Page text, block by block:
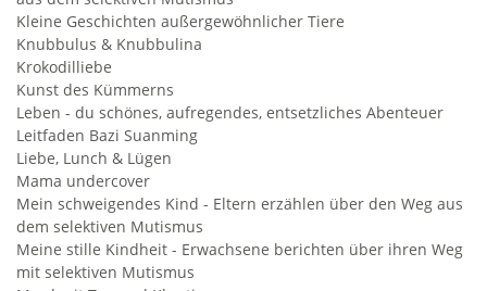
Kleine Geschichten außergewöhnlicher Tiere
Knubbulus & Knubbulina
Krokodilliebe
Kunst des Kümmerns
Leben - du schönes, aufregendes, entsetzliches Abenteuer
Leitfaden Bazi Suanming
Liebe, Lunch & Lügen
Mama undercover
Mein schweigendes Kind - Eltern erzählen über den Weg aus
dem selektiven Mutismus
Meine stille Kindheit - Erwachsene berichten über ihren Weg
mit selektiven Mutismus